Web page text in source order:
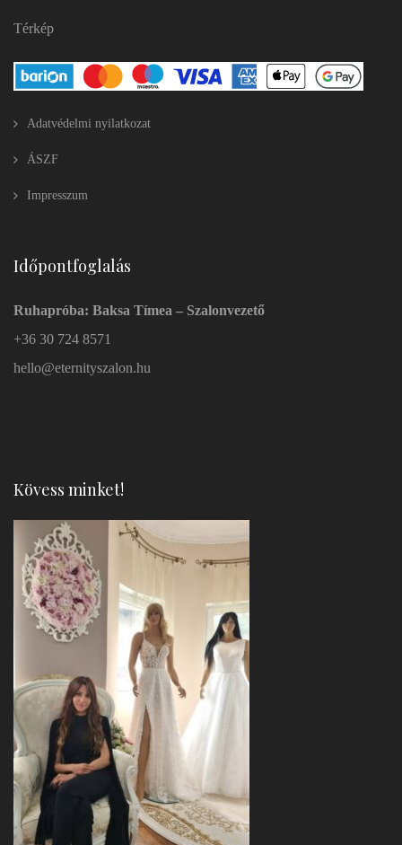
Térkép
Adatvédelmi nyilatkozat
ÁSZF
Impresszum
Időpontfoglalás
Ruhapróba: Baksa Tímea – Szalonvezető
+36 30 724 8571
hello@eternityszalon.hu
Kövess minket!